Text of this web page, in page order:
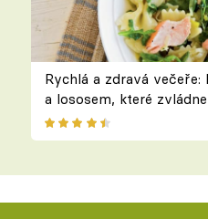
Rychlá a zdravá
a lososem, které